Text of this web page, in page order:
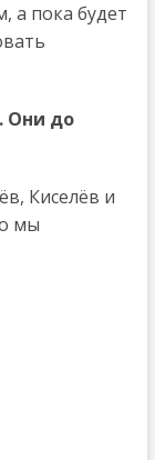
а пока будет
Они до
Киселёв и
мы